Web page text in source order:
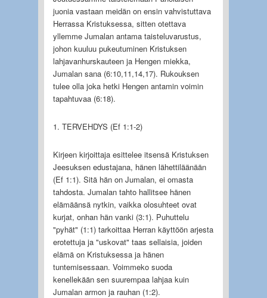
juonia vastaan meidän on ensin vahvistuttava
Herrassa Kristuksessa, sitten otettava
yllemme Jumalan antama taisteluvarustus,
johon kuuluu pukeutuminen Kristuksen
lahjavanhurskauteen ja Hengen miekka,
Jumalan sana (6:10,11,14,17). Rukouksen
tulee olla joka hetki Hengen antamin voimin
tapahtuvaa (6:18).
1. TERVEHDYS (Ef 1:1-2)
Kirjeen kirjoittaja esittelee itsensä Kristuksen
Jeesuksen edustajana, hänen lähettiläänään
(Ef 1:1). Sitä hän on Jumalan, ei omasta
tahdosta. Jumalan tahto hallitsee hänen
elämäänsä nytkin, vaikka olosuhteet ovat
kurjat, onhan hän vanki (3:1). Puhuttelu
"pyhät" (1:1) tarkoittaa Herran käyttöön arjesta
erotettuja ja "uskovat" taas sellaisia, joiden
elämä on Kristuksessa ja hänen
tuntemisessaan. Voimmeko suoda
kenellekään sen suurempaa lahjaa kuin
Jumalan armon ja rauhan (1:2).